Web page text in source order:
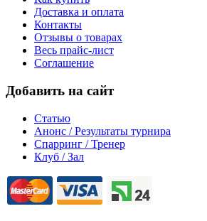
Доставка и оплата
Контакты
Отзывы о товарах
Весь прайс-лист
Соглашение
Добавить на сайт
Статью
Анонс / Результаты турнира
Спарринг / Тренер
Клуб / Зал